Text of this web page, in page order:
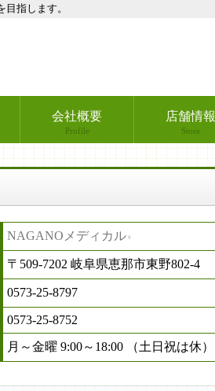
指します。
会社概要
Profile
店舗情報
Store
NAGANOメディカル
〒509-7202 岐阜県恵那市東野802-4
0573-25-8797
0573-25-8752
月～金曜 9:00～18:00 （土日祝は休）